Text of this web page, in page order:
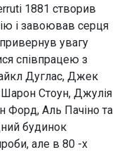
1881 створив
і завоював серця
увагу
співпрацею з
Дуглас, Джек
Шарон Стоун, Джулія
Форд, Аль Пачіно та
будинок
але в 80 -х